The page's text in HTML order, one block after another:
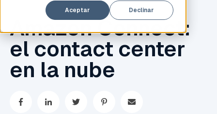
Aceptar
Declinar
Amazon Connect:
el contact center
en la nube